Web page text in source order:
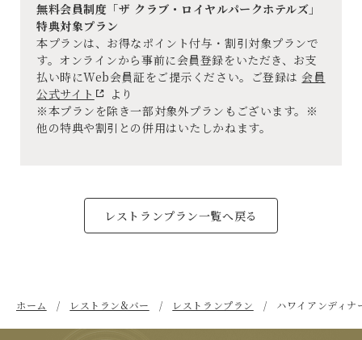
無料会員制度「ザ クラブ・ロイヤルパークホテルズ」
特典対象プラン
本プランは、お得なポイント付与・割引対象プランで
す。オンラインから事前に会員登録をいただき、お支
払い時にWeb会員証をご提示ください。ご登録は 会員
公式サイト
より
※本プランを除き一部対象外プランもございます。※
他の特典や割引との併用はいたしかねます。
レストランプラン一覧へ戻る
ホーム レストラン&バー レストランプラン ハワイアンディナ